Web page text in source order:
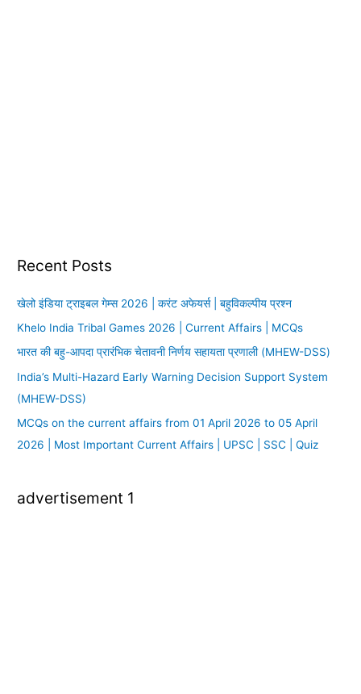
Recent Posts
खेलो इंडिया ट्राइबल गेम्स 2026 | करंट अफेयर्स | बहुविकल्पीय प्रश्न
Khelo India Tribal Games 2026 | Current Affairs | MCQs
भारत की बहु-आपदा प्रारंभिक चेतावनी निर्णय सहायता प्रणाली (MHEW-DSS)
India’s Multi-Hazard Early Warning Decision Support System
(MHEW-DSS)
MCQs on the current affairs from 01 April 2026 to 05 April
2026 | Most Important Current Affairs | UPSC | SSC | Quiz
advertisement 1